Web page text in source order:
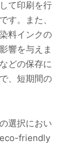
て印刷を行
す。また、
料インクの
響を与えま
どの保存に
、短期間の
選択におい
eco-friendly